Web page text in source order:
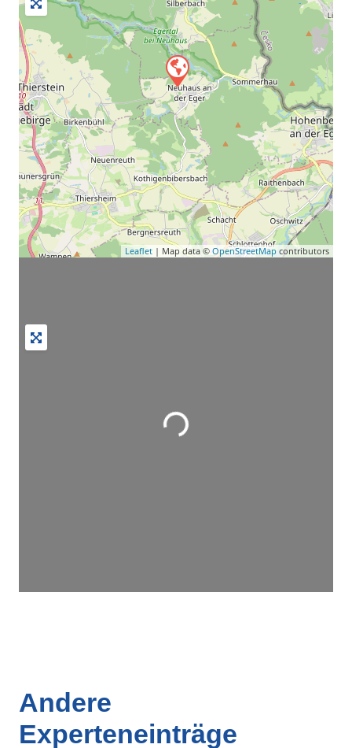
Leaflet | Map data © OpenStreetMap contributors
Wird geladen …
Andere
Experteneinträge